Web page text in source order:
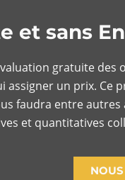
et sans
gratuite
un prix. Ce
faudra entre autres
et quantitatives